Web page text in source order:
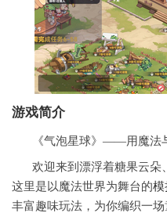
游戏简介
《气泡星球》——用魔法
欢迎来到漂浮着糖果云朵
这里是以魔法世界为舞台的模
丰富趣味玩法，为你编织一